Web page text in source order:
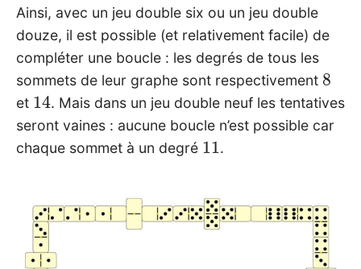
Ainsi, avec un jeu double six ou un jeu double
douze, il est possible (et relativement facile) de
compléter une boucle : les degrés de tous les
sommets de leur graphe sont respectivement
8
et
14
. Mais dans un jeu double neuf les tentatives
seront vaines : aucune boucle n’est possible car
chaque sommet à un degré
11
.